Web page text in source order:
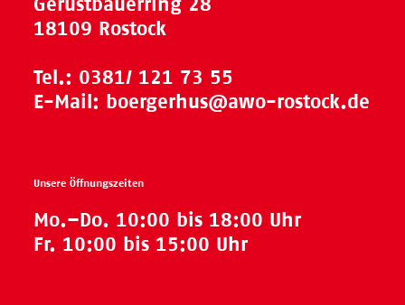
18109 Rostock
Tel.: 0381/ 121 73 55
E-Mail: boergerhus@awo-rostock.de
Unsere Öffnungszeiten
Mo.–Do. 10:00 bis 18:00 Uhr
Fr. 10:00 bis 15:00 Uhr